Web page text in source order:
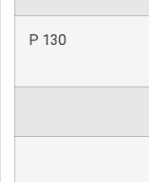
P 130